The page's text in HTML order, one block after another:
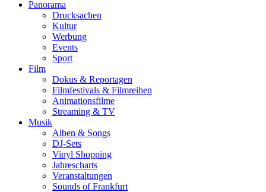
Panorama
Drucksachen
Kultur
Werbung
Events
Sport
Film
Dokus & Reportagen
Filmfestivals & Filmreihen
Animationsfilme
Streaming & TV
Musik
Alben & Songs
DJ-Sets
Vinyl Shopping
Jahrescharts
Veranstaltungen
Sounds of Frankfurt